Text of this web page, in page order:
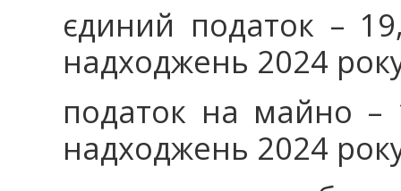
єдиний податок –
надходжень 2024
податок на майно –
надходжень 2024